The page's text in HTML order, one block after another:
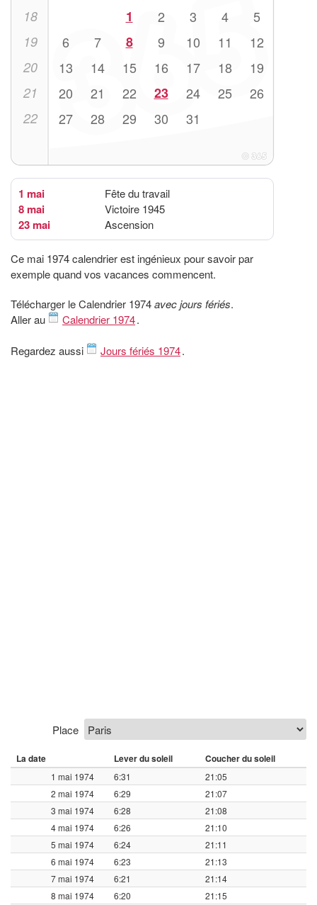
18 1 2 3 4 5
19 6 7 8 9 10 11 12
20 13 14 15 16 17 18 19
21 20 21 22 23 24 25 26
22 27 28 29 30 31
1 mai Fête du travail
8 mai Victoire 1945
23 mai Ascension
Ce mai 1974 calendrier est ingénieux pour savoir par
exemple quand vos vacances commencent.
Télécharger le Calendrier 1974avec jours fériés.
Aller au
Calendrier 1974.
Regardez aussi Jours fériés 1974.
Place
La date Lever du soleil Coucher du soleil
1 mai 1974 6:31
21:05
2 mai 1974
6:29
21:07
3 mai 1974
6:28
21:08
4 mai 1974
6:26
21:10
5 mai 1974
6:24
21:11
6 mai 1974
6:23
21:13
7 mai 1974
6:21
21:14
8 mai 1974
6:20 21:15